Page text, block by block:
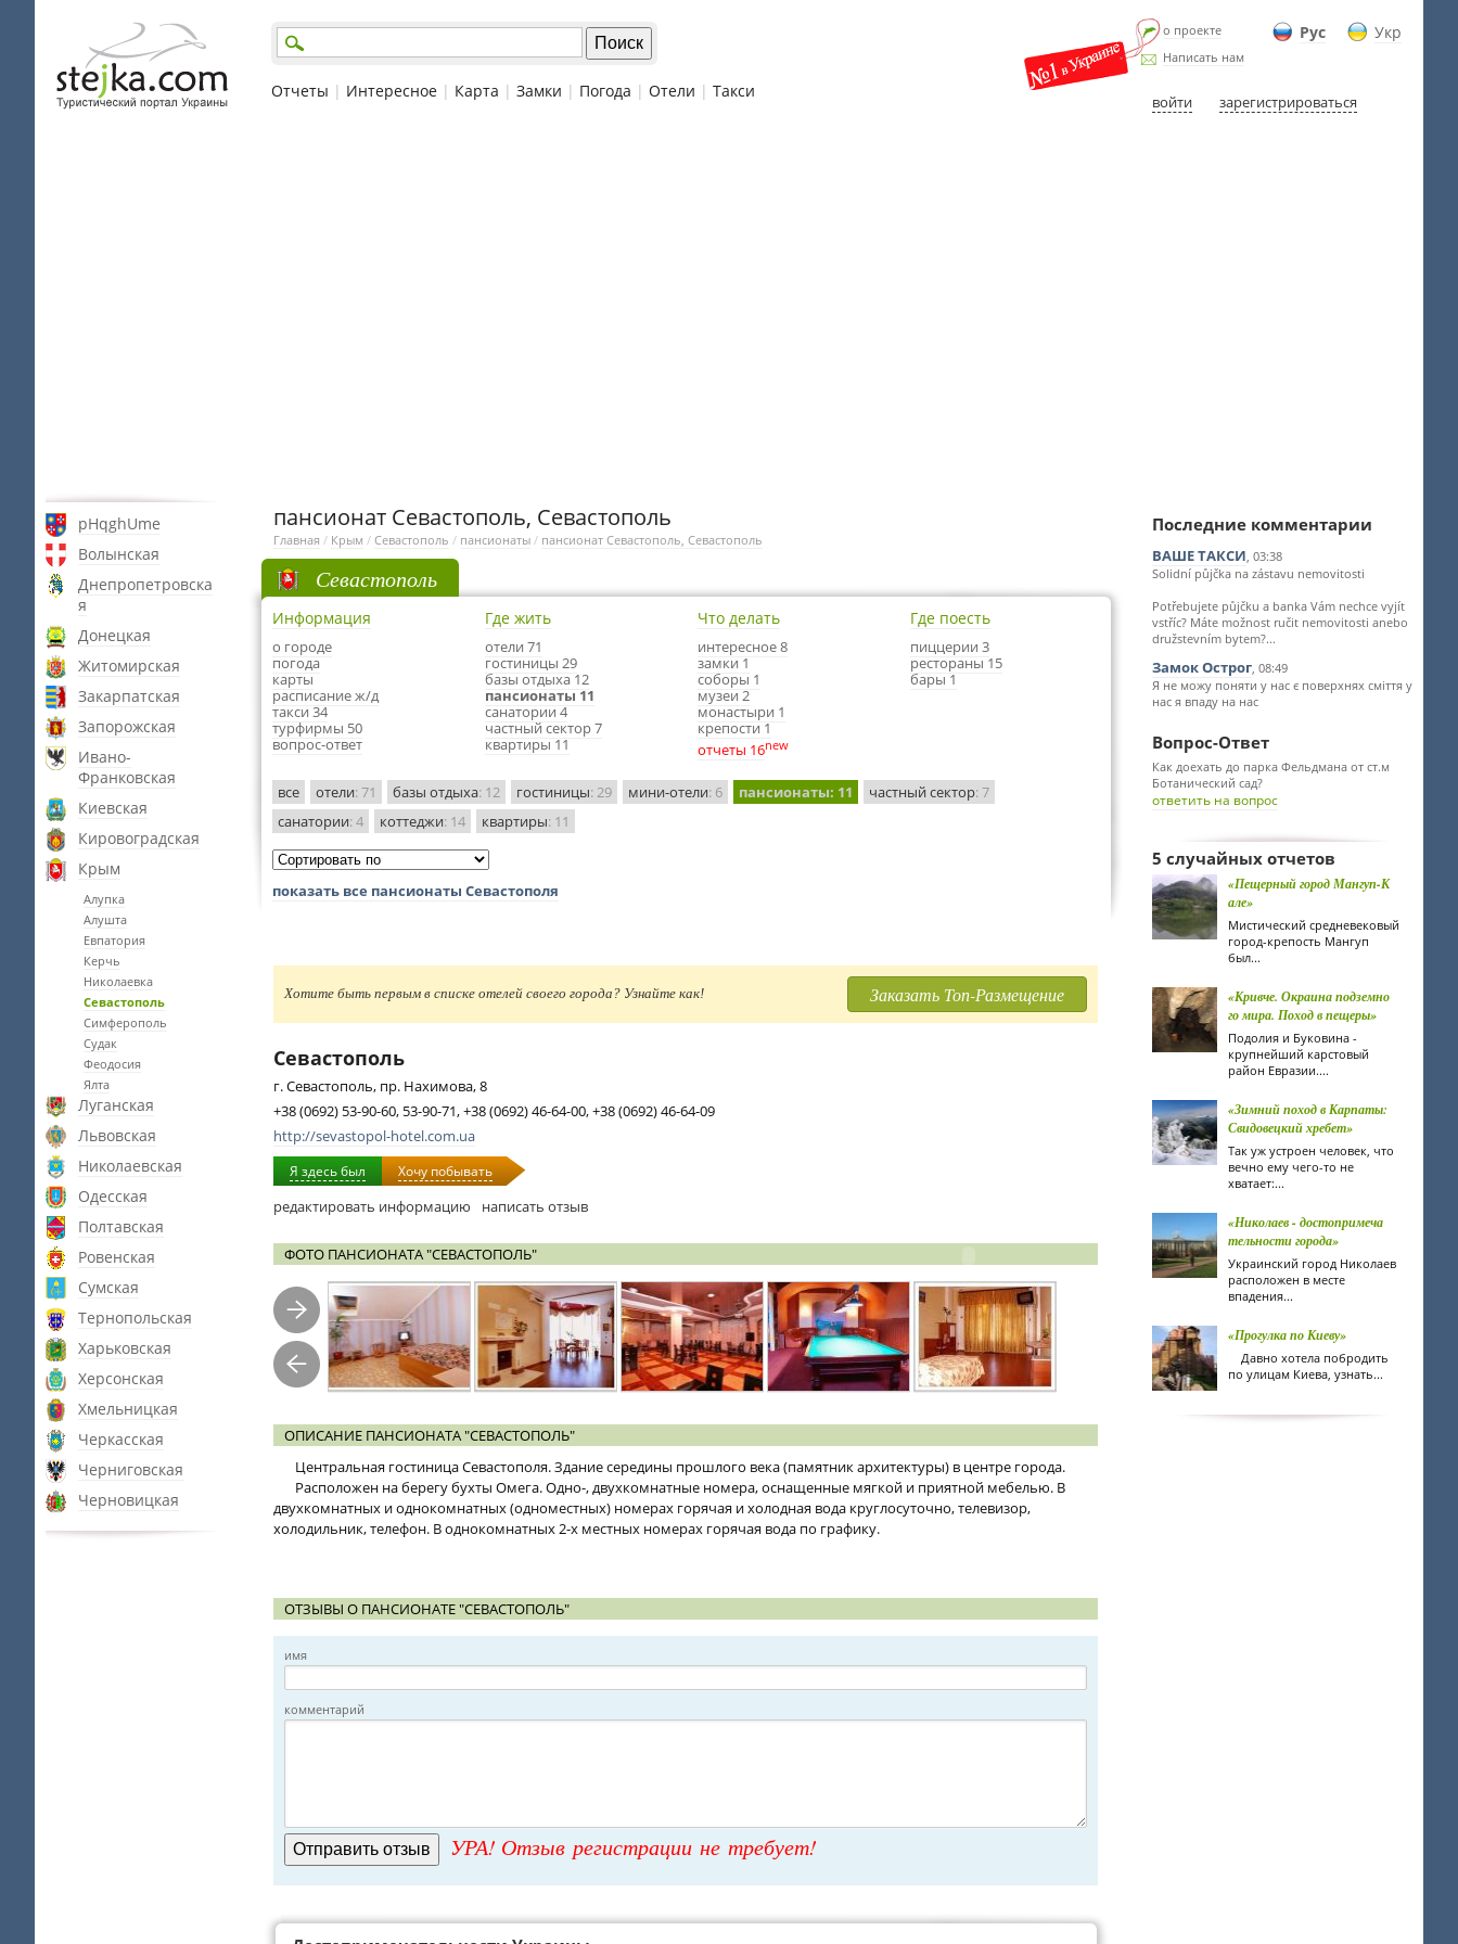
Рус Укр
о проекте
Написать нам
войти зарегистрироваться
Отчеты | Интересное | Карта | Замки | Погода | Отели | Такси
pHqghUme
Волынская
Днепропетровска
я
Донецкая
Житомирская
Закарпатская
Запорожская
Ивано-
Франковская
Киевская
Кировоградская
Крым
Алупка
Алушта
Евпатория
Керчь
Николаевка
Севастополь
Симферополь
Судак
Феодосия
Ялта
Луганская
Львовская
Николаевская
Одесская
Полтавская
Ровенская
Сумская
Тернопольская
Харьковская
Херсонская
Хмельницкая
Черкасская
Черниговская
Черновицкая
пансионат Севастополь, Севастополь
Главная / Крым / Севастополь / пансионаты / пансионат Севастополь, Севастополь
Севастополь
Информация
о городе
погода
карты
расписание ж/д
такси 34
турфирмы 50
вопрос-ответ
Где жить
отели 71
гостиницы 29
базы отдыха 12
пансионаты 11
санатории 4
частный сектор 7
квартиры 11
Что делать
интересное 8
замки 1
соборы 1
музеи 2
монастыри 1
крепости 1
отчеты 16new
Где поесть
пиццерии 3
рестораны 15
бары 1
все отели: 71 базы отдыха: 12 гостиницы: 29 мини-отели: 6 пансионаты: 11 частный сектор: 7
санатории: 4 коттеджи: 14 квартиры: 11
показать все пансионаты Севастополя
Хотите быть первым в списке отелей своего города? Узнайте как! Заказать Топ-Размещение
Севастополь
г. Севастополь, пр. Нахимова, 8
+38 (0692) 53-90-60, 53-90-71, +38 (0692) 46-64-00, +38 (0692) 46-64-09
http://sevastopol-hotel.com.ua
Я здесь был Хочу побывать
редактировать информацию написать отзыв
ФОТО ПАНСИОНАТА "СЕВАСТОПОЛЬ"
ОПИСАНИЕ ПАНСИОНАТА "СЕВАСТОПОЛЬ"
Центральная гостиница Севастополя. Здание середины прошлого века (памятник архитектуры) в центре города.
Расположен на берегу бухты Омега. Одно-, двухкомнатные номера, оснащенные мягкой и приятной мебелью. В
двухкомнатных и однокомнатных (одноместных) номерах горячая и холодная вода круглосуточно, телевизор,
холодильник, телефон. В однокомнатных 2-х местных номерах горячая вода по графику.
ОТЗЫВЫ О ПАНСИОНАТЕ "СЕВАСТОПОЛЬ"
имя
комментарий
УРА! Отзыв регистрации не требует!
Последние комментарии
ВАШЕ ТАКСИ, 03:38
Solidní půjčka na zástavu nemovitosti
Potřebujete půjčku a banka Vám nechce vyjít
vstříc? Máte možnost ručit nemovitosti anebo
družstevním bytem?...
Замок Острог, 08:49
Я не можу поняти у нас є поверхнях сміття у
нас я впаду на нас
Вопрос-Ответ
Как доехать до парка Фельдмана от ст.м
Ботанический сад?
ответить на вопрос
5 случайных отчетов
«Пещерный город Мангуп-К
але»
Мистический средневековый
город-крепость Мангуп
был...
«Кривче. Окраина подземно
го мира. Поход в пещеры»
Подолия и Буковина -
крупнейший карстовый
район Евразии....
«Зимний поход в Карпаты:
Свидовецкий хребет»
Так уж устроен человек, что
вечно ему чего-то не
хватает:...
«Николаев - достопримеча
тельности города»
Украинский город Николаев
расположен в месте
впадения...
«Прогулка по Киеву»
Давно хотела побродить
по улицам Киева, узнать...